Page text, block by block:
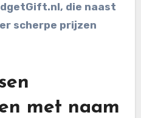
die naast
scherpe prijzen
met naam